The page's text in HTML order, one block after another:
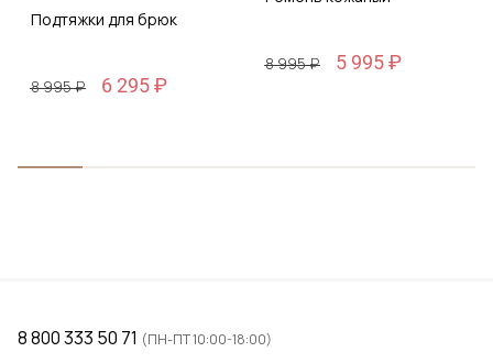
Подтяжки для брюк
8 995 ₽ 6 295 ₽
8 995 ₽ 5 995 ₽
8 800 333 50 71 (ПН-ПТ 10:00-18:00)